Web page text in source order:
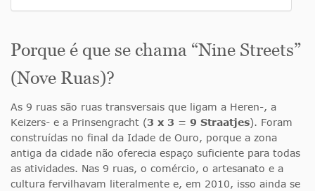
Porque é que se chama “Nine Streets”
(Nove Ruas)?
As 9 ruas são ruas transversais que ligam a Heren-, a
Keizers- e a Prinsengracht (3 x 3 = 9 Straatjes). Foram
construídas no final da Idade de Ouro, porque a zona
antiga da cidade não oferecia espaço suficiente para todas
as atividades. Nas 9 ruas, o comércio, o artesanato e a
cultura fervilhavam literalmente e, em 2010, isso ainda se